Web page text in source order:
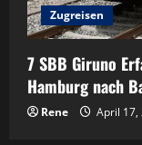
Zugreisen
7 SBB Giruno
Hamburg nach
Rene April 17,